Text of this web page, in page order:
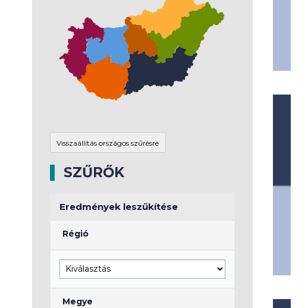
SZŰRŐK
Eredmények leszűkítése
Régió
Megye